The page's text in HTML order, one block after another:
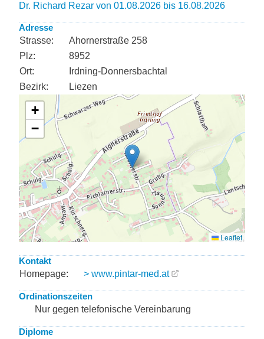
Dr. Richard Rezar von 01.08.2026 bis 16.08.2026
Adresse
Strasse:
Ahornerstraße 258
Plz:
8952
Ort:
Irdning-Donnersbachtal
Bezirk:
Liezen
Kontakt
Homepage:
> www.pintar-med.at
Ordinationszeiten
Nur gegen telefonische Vereinbarung
Diplome